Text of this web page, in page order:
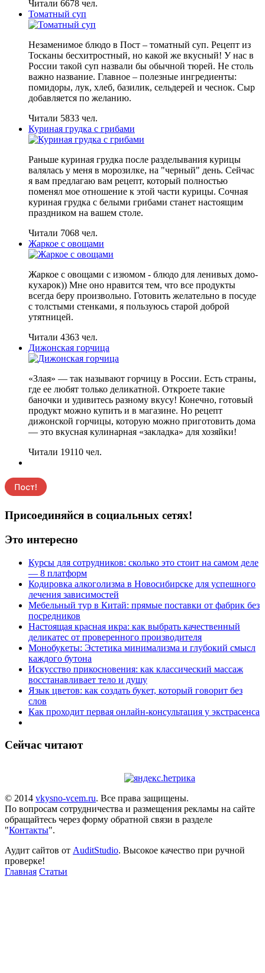
Читали 6678 чел.
Томатный суп
Незаменимое блюдо в Пост – томатный суп. Рецепт из
Тосканы бесхитростный, но какой же вкусный! У нас в
России такой суп назвали бы обычной тюрей. Не столь
важно название. Главное – полезные ингредиенты:
помидоры, лук, хлеб, базилик, сельдерей и чеснок. Сыр
добавляется по желанию.
Читали 5833 чел.
Куриная грудка с грибами
Раньше куриная грудка после разделывания курицы
валялась у меня в морозилке, на "черный" день. Сейчас
я вам предлагаю вам рецепт, который полностью
поменял мое отношение к этой части курицы. Сочная
куриная грудка с белыми грибами станет настоящим
праздником на вашем столе.
Читали 7068 чел.
Жаркое с овощами
Жаркое с овощами с изюмом - блюдо для ленивых домо-
кухарок)) Мне оно нравится тем, что все продукты
всегда беру произвольно. Готовить желательно в посуде
с толстыми стенками, я пользуюсь старой доброй
утятницей.
Читали 4363 чел.
Дижонская горчица
«Злая» — так называют горчицу в России. Есть страны,
где ее любят только деликатной. Откроете такие
баночки и удивитесь разному вкусу! Конечно, готовый
продукт можно купить и в магазине. Но рецепт
дижонской горчицы, которую можно приготовить дома
— это вкусная кулинарная «закладка» для хозяйки!
Читали 19110 чел.
Присоединяйся в социальных сетях!
Это интересно
Курсы для сотрудников: сколько это стоит на самом деле
— 8 платформ
Кодировка алкоголизма в Новосибирске для успешного
лечения зависимостей
Мебельный тур в Китай: прямые поставки от фабрик без
посредников
Настоящая красная икра: как выбрать качественный
деликатес от проверенного производителя
Монобукеты: Эстетика минимализма и глубокий смысл
каждого бутона
Искусство прикосновения: как классический массаж
восстанавливает тело и душу
Язык цветов: как создать букет, который говорит без
слов
Как проходит первая онлайн-консультация у экстрасенса
Сейчас читают
© 2014 vkysno-vcem.ru. Все права защищены.
По вопросам сотрудничества и размещения рекламы на сайте
обращайтесь через форму обратной связи в разделе
"Контакты".
Аудит сайтов от AuditStudio. Высокое качество при ручной
проверке!
Главная Статьи